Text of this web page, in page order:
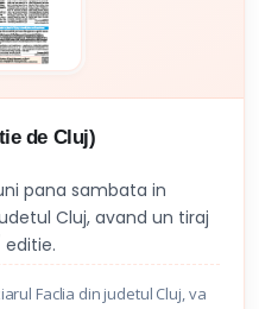
de Cluj)
pana sambata in
Cluj, avand un tiraj
Faclia din judetul Cluj, va